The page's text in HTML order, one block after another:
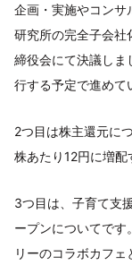
企画・実施やコンサ
研究所の完全子会社
締役会にて決議しま
行する予定で進めて
2つ目は株主還元に
株あたり12円に増配
3つ目は、子育て支
ープンについてです
リーのコラボカフ